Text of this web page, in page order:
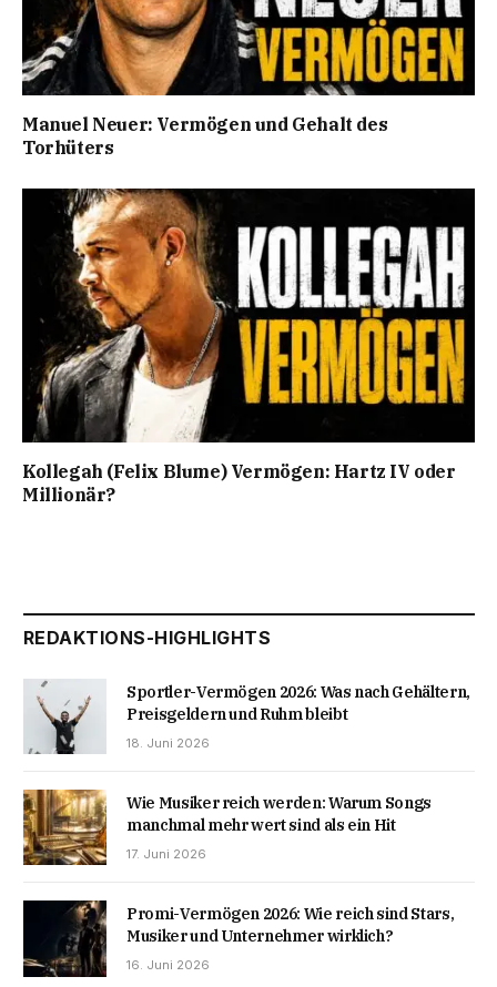
Manuel Neuer: Vermögen und Gehalt des
Torhüters
Kollegah (Felix Blume) Vermögen: Hartz IV oder
Millionär?
REDAKTIONS-HIGHLIGHTS
Sportler-Vermögen 2026: Was nach Gehältern,
Preisgeldern und Ruhm bleibt
18. Juni 2026
Wie Musiker reich werden: Warum Songs
manchmal mehr wert sind als ein Hit
17. Juni 2026
Promi-Vermögen 2026: Wie reich sind Stars,
Musiker und Unternehmer wirklich?
16. Juni 2026